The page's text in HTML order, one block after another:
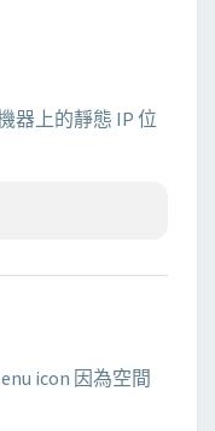
器上的靜態 IP 位
icon 因為空間